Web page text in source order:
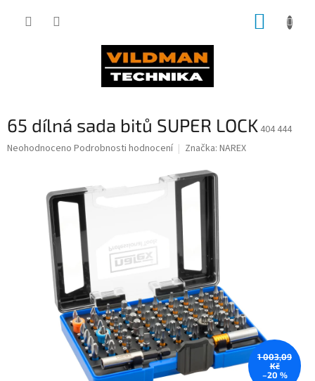
65 dílná sada bitů SUPER LOCK 404 444
Průměrné
hvězdiček.
Neohodnoceno Podrobnosti hodnocení Značka: NAREX
1 003,09
Kč
–20 %